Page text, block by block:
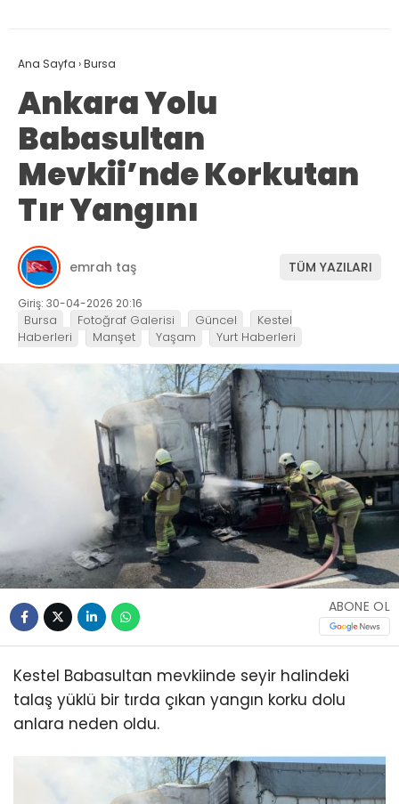
Ana Sayfa ›Bursa
Ankara Yolu
Babasultan
Mevkii’nde Korkutan
Tır Yangını
emrah taş TÜM YAZILARI
Giriş: 30-04-2026 20:16
Bursa Fotoğraf Galerisi Güncel
Kestel
Haberleri
Manşet Yaşam Yurt Haberleri
ABONE OL
Kestel Babasultan mevkiinde seyir halindeki
talaş yüklü bir tırda çıkan yangın korku dolu
anlara neden oldu.